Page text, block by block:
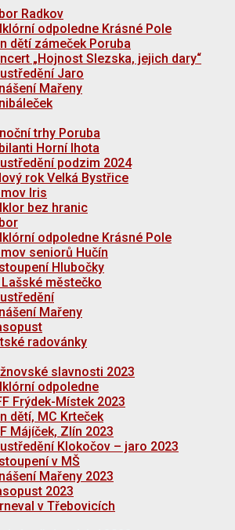
Radkov
odpoledne Krásné Pole
dětí zámeček Poruba
„Hojnost Slezska, jejich dary“
Jaro
Mařeny
trhy Poruba
Horní lhota
podzim 2024
rok Velká Bystřice
Iris
bez hranic
odpoledne Krásné Pole
seniorů Hučín
Hlubočky
Lašské městečko
Mařeny
radovánky
slavnosti 2023
odpoledne
Frýdek-Místek 2023
dětí, MC Krteček
Májíček, Zlín 2023
Klokočov – jaro 2023
v MŠ
Mařeny 2023
2023
v Třebovicích